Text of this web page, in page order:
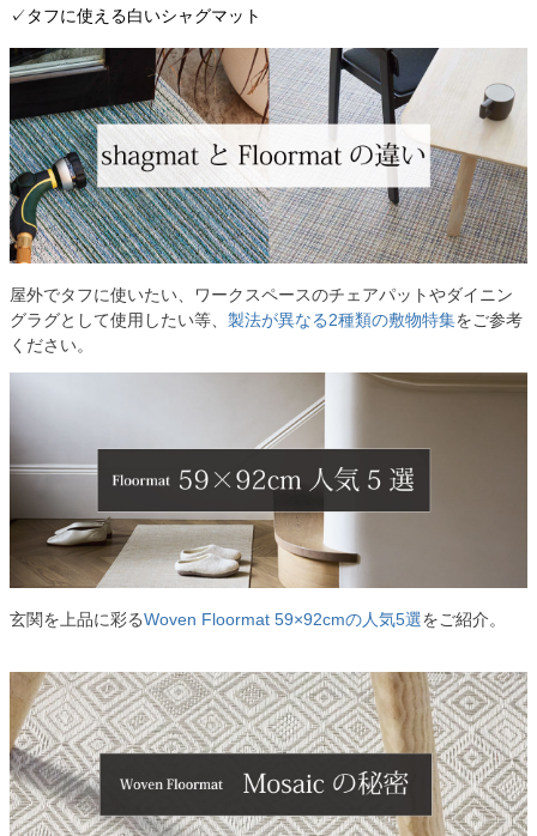
タフに使える白いシャグマット
屋外でタフに使いたい、ワークスペースのチェアパットやダイニン
グラグとして使用したい等、 製法が異なる2種類の敷物特集をご参考
ください。
玄関を上品に彩るWoven Floormat 59×92cmの人気5選をご紹介。